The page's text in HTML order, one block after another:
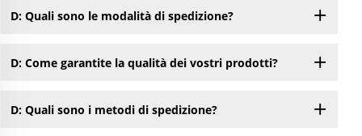
D: Quali sono le modalità di spedizione?
D: Come garantite la qualità dei vostri prodotti?
D: Quali sono i metodi di spedizione?